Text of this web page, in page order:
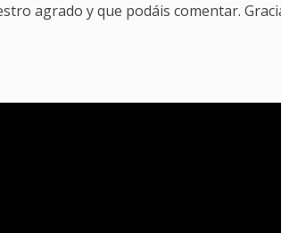
agrado y que podáis comentar.